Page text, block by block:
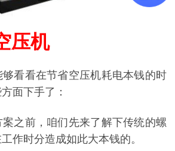
压机
看看在节省空压机耗电本钱的时
面下手了：
之前，咱们先来了解下传统的螺
作时分造成如此大本钱的。